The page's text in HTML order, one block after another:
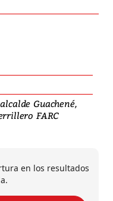
Guachené,
FARC
en los resultados